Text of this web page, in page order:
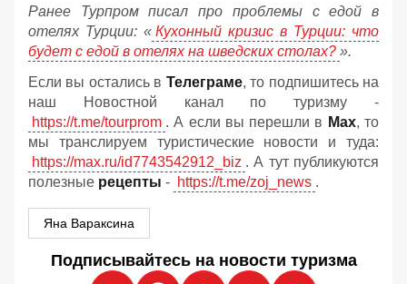
Ранее Турпром писал про проблемы с едой в
отелях Турции: « Кухонный кризис в Турции: что
будет с едой в отелях на шведских столах? ».
Если вы остались в Телеграме, то подпишитесь на
наш Новостной канал по туризму -
https://t.me/tourprom . А если вы перешли в Мах, то
мы транслируем туристические новости и туда:
https://max.ru/id7743542912_biz . А тут публикуются
полезные рецепты - https://t.me/zoj_news .
Яна Вараксина
Подписывайтесь на новости туризма